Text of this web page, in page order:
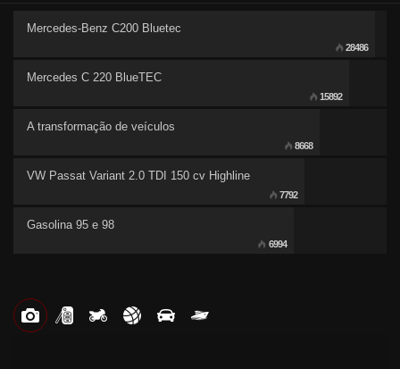
Mercedes-Benz C200 Bluetec
28486
Mercedes C 220 BlueTEC
15892
A transformação de veículos
8668
VW Passat Variant 2.0 TDI 150 cv Highline
7792
Gasolina 95 e 98
6994